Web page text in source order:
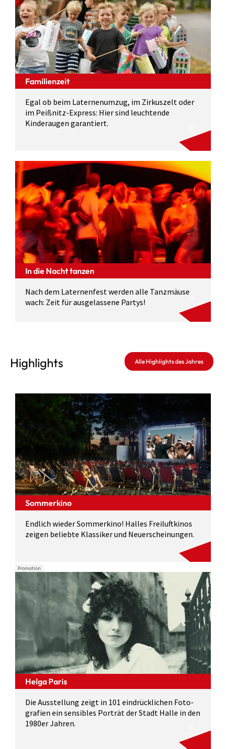
Familienzeit
Egal ob beim Laternenumzug, im Zirkuszelt oder
im Peißnitz-Express: Hier sind leuchtende
Kinderaugen garantiert.
In die Nacht tanzen
Nach dem Laternenfest werden alle Tanzmäuse
wach: Zeit für ausgelassene Partys!
Highlights Alle Highlights des Jahres
Sommerkino
Endlich wieder Sommerkino! Halles Freiluftkinos
zeigen beliebte Klassiker und Neuerscheinungen.
Promotion
Helga Paris
Die Ausstellung zeigt in 101 eindrück­lichen Foto­
grafien ein sensibles Porträt der Stadt Halle in den
1980er Jahren.